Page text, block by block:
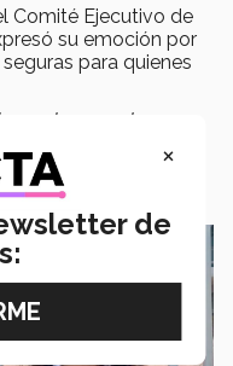
Comité Ejecutivo de
su emoción por
para quienes
en el que podamos
×
de